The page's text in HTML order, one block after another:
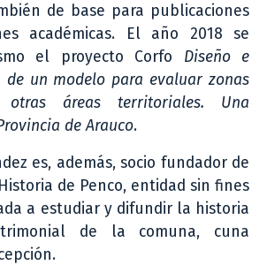
de base para publicaciones
académicas. El año 2018 se
el proyecto Corfo Diseño e
de un modelo para evaluar zonas
áreas territoriales. Una
de Arauco.
es, además, socio fundador de
de Penco, entidad sin fines
a estudiar y difundir la historia
de la comuna, cuna